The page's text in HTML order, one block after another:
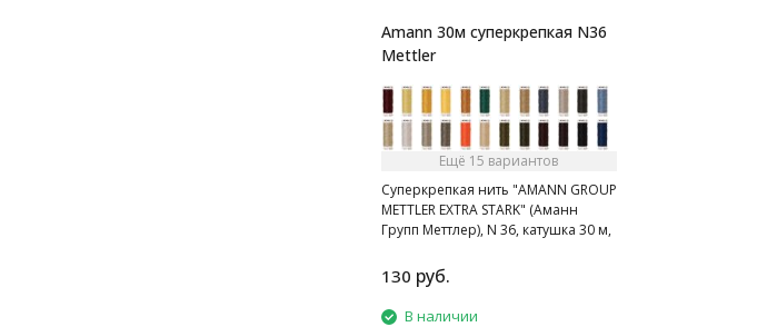
Amann 30м суперкрепкая N36
Mettler
Ещё 15 вариантов
Суперкрепкая нить "AMANN GROUP
METTLER EXTRA STARK" (Аманн
Групп Меттлер), N 36, катушка 30 м,
130 руб.
В наличии